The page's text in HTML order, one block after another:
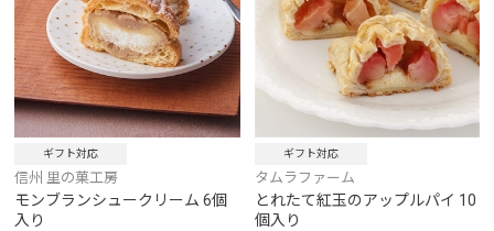
ギフト対応
信州 里の菓工房
モンブランシュークリーム 6個
入り
ギフト対応
タムラファーム
とれたて紅玉のアップルパイ 10
個入り